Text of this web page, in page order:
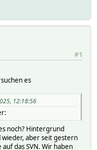
#1
es
12:18:56
noch? Hintergrund
aber seit gestern
das SVN. Wir haben